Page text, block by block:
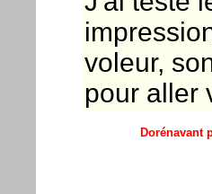
voleur,
pour aller
Dorénavant